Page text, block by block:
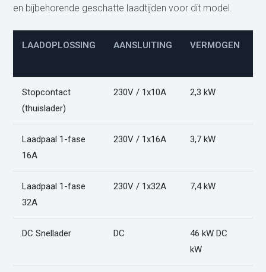
en bijbehorende geschatte laadtijden voor dit model.
LAADOPLOSSING AANSLUITING VERMOGEN
Stopcontact
(thuislader)
230V / 1x10A 2,3 kW
Laadpaal 1-fase
16A
230V / 1x16A 3,7 kW
Laadpaal 1-fase
32A
230V / 1x32A 7,4 kW
DC Snellader DC
46 kW DC
kW